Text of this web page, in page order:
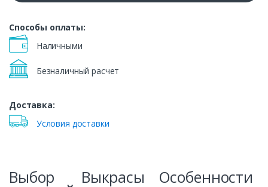
Способы оплаты:
Наличными
Безналичный расчет
Доставка:
Условия доставки
Выбор Выкрасы Особенности